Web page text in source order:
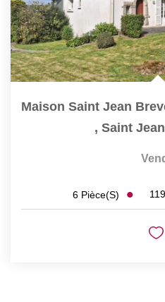
, Saint
6 Pièce(s) 119